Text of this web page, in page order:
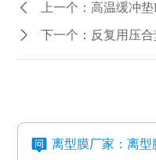
上一个：高温缓冲
下一个：反复用压
离型膜厂家：离型